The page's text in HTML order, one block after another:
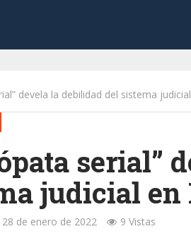
devela la debilidad del sistema
serial”
judicial
28 de enero de 2022 9 Vistas